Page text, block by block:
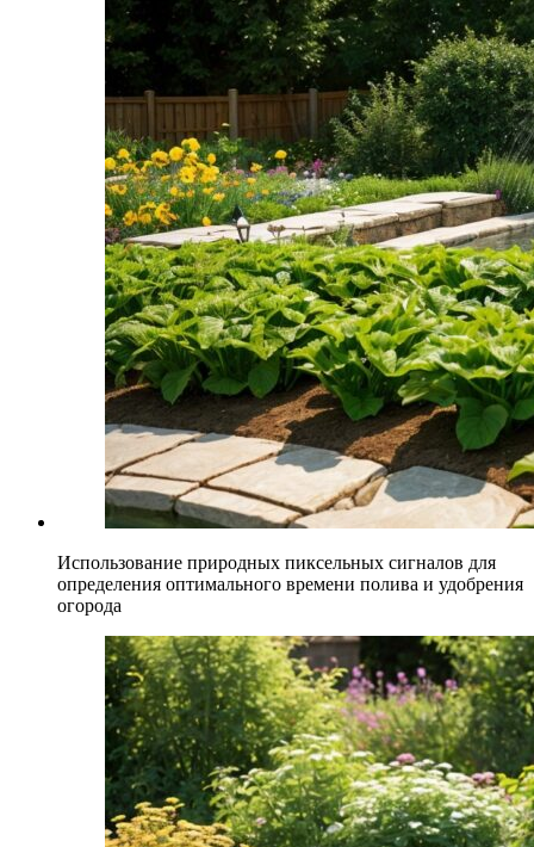
Использование природных пиксельных сигналов для
определения оптимального времени полива и удобрения
огорода